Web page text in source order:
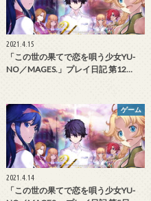
2021.4.15
「この世の果てで恋を唄う少女YU-
NO／MAGES.」プレイ日記 第12…
ゲーム
2021.4.14
「この世の果てで恋を唄う少女YU-